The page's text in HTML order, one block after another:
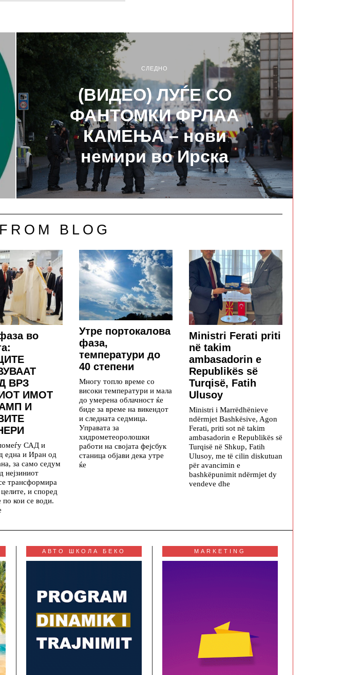
СЛЕДНО
(ВИДЕО) ЛУЃЕ СО
ФАНТОМКИ ФРЛАА
КАМЕЊА – нови
немири во Ирска
BLOG
во
ВРЗ
ИМОТ
И
САД и
една и Иран од
за само седум
нејзиниот
трансформира
и според
по кои се води.
Утре портокалова
фаза,
температури до
40 степени
Многу топло време со
високи температури и мала
до умерена облачност ќе
биде за време на викендот
и следната седмица.
Управата за
хидрометеоролошки
работи на својата фејсбук
станица објави дека утре
ќе
Ministri Ferati priti
në takim
ambasadorin e
Republikës së
Turqisë, Fatih
Ulusoy
Ministri i Marrëdhënieve
ndërmjet Bashkësive, Agon
Ferati, priti sot në takim
ambasadorin e Republikës së
Turqisë në Shkup, Fatih
Ulusoy, me të cilin diskutuan
për avancimin e
bashkëpunimit ndërmjet dy
vendeve dhe
АВТО ШКОЛА БЕКО MARKETING